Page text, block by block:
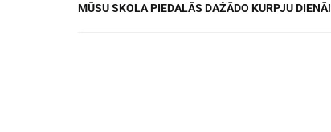
MŪSU SKOLA PIEDALĀS DAŽĀDO KURPJU DIENĀ!